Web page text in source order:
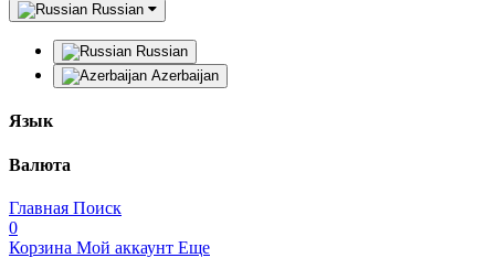
Russian
Russian
Azerbaijan
Язык
Валюта
Главная Поиск
0
Корзина Мой аккаунт Еще